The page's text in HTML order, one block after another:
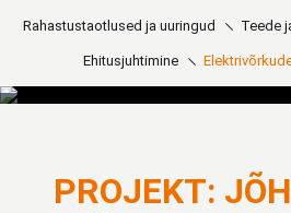
Rahastustaotlused ja uuringud Teede
Ehitusjuhtimine
PROJEKT: